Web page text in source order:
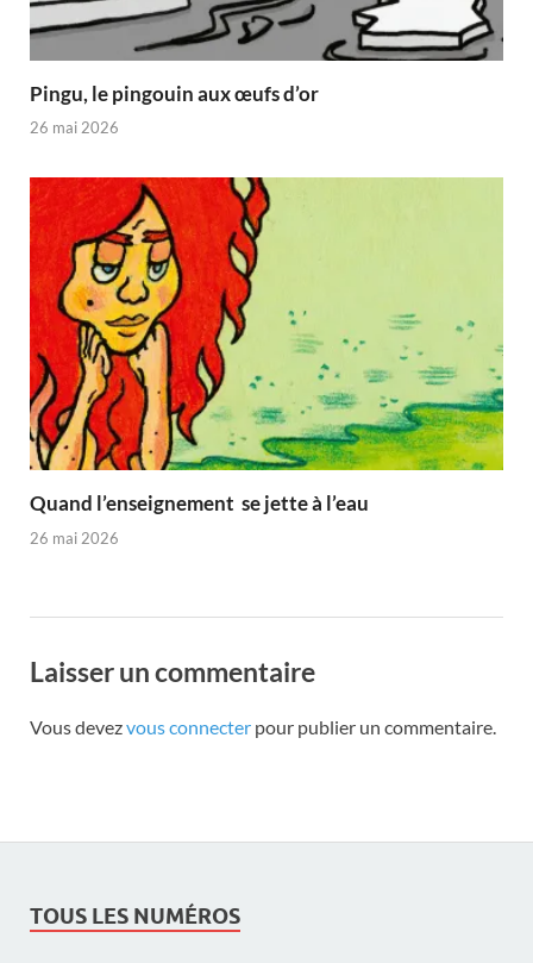
Pingu, le pingouin aux œufs d’or
26 mai 2026
Quand l’enseignement se jette à l’eau
26 mai 2026
Laisser un commentaire
Vous devezvous connecter pour publier un commentaire.
TOUS LES NUMÉROS